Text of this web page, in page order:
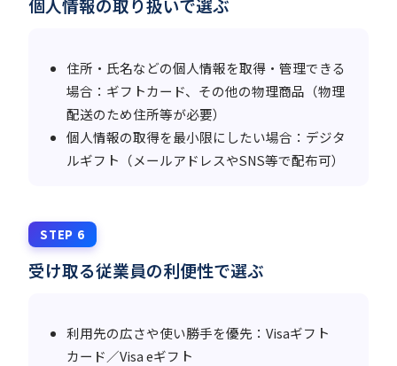
個人情報の取り扱いで選ぶ
住所・氏名などの個人情報を取得・管理できる
場合：ギフトカード、その他の物理商品（物理
配送のため住所等が必要）
個人情報の取得を最小限にしたい場合：デジタ
ルギフト（メールアドレスやSNS等で配布可）
STEP 6
受け取る従業員の利便性で選ぶ
利用先の広さや使い勝手を優先：Visaギフト
カード／Visa eギフト